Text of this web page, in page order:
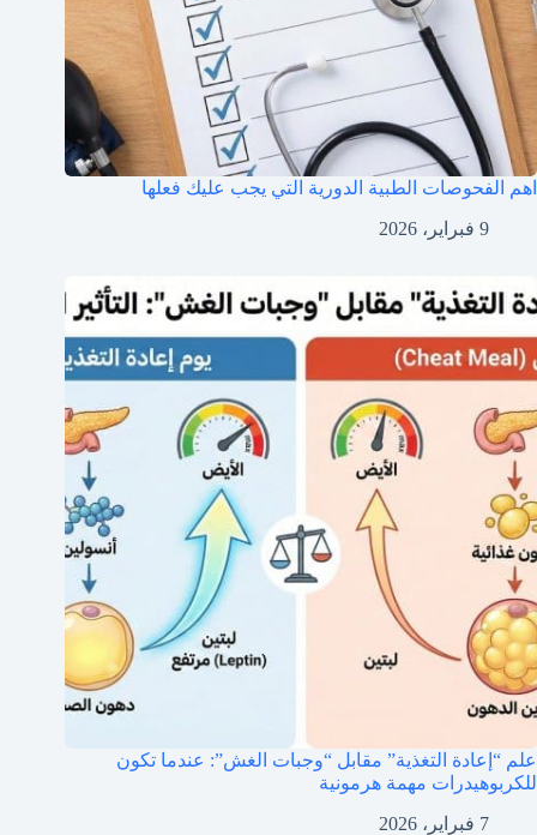
اهم الفحوصات الطبية الدورية التي يجب عليك فعلها
9 فبراير، 2026
علم “إعادة التغذية” مقابل “وجبات الغش”: عندما تكون
للكربوهيدرات مهمة هرمونية
7 فبراير، 2026